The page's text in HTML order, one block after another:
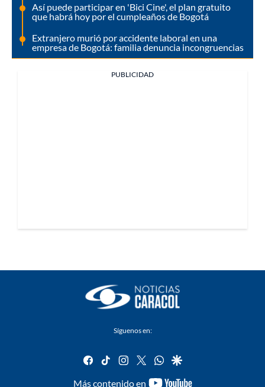
Así puede participar en 'Bici Cine', el plan gratuito
que habrá hoy por el cumpleaños de Bogotá
Extranjero murió por accidente laboral en una
empresa de Bogotá: familia denuncia incongruencias
PUBLICIDAD
Síguenos en:
facebook
tiktok instagram
twitterwhatsapp
google
Más contenido en
youtube-